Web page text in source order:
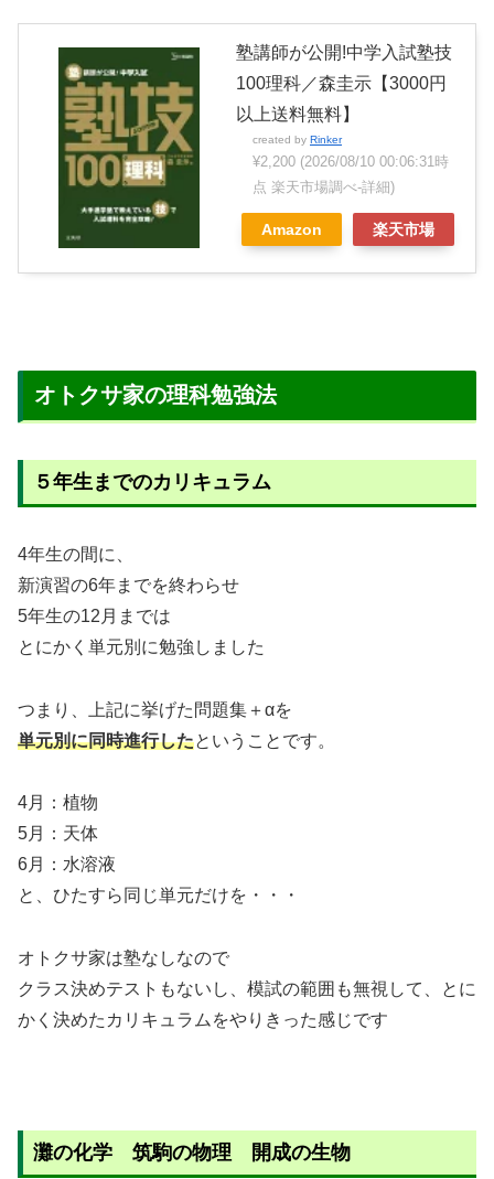
塾講師が公開!中学入試塾技
100理科／森圭示【3000円
以上送料無料】
created by Rinker
¥2,200 (2026/08/10 00:06:31時
点 楽天市場調べ-詳細)
Amazon 楽天市場
オトクサ家の理科勉強法
５年生までのカリキュラム
4年生の間に、
新演習の6年までを終わらせ
5年生の12月までは
とにかく単元別に勉強しました
つまり、上記に挙げた問題集＋αを
単元別に同時進行したということです。
4月：植物
5月：天体
6月：水溶液
と、ひたすら同じ単元だけを・・・
オトクサ家は塾なしなので
クラス決めテストもないし、模試の範囲も無視して、とに
かく決めたカリキュラムをやりきった感じです
灘の化学 筑駒の物理 開成の生物